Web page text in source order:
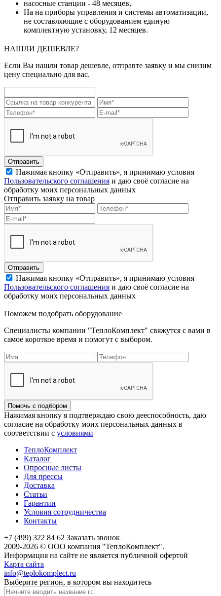
насосные станции - 48 месяцев,
На на приборы управления и системы автоматизации,
не составляющие с оборудованием единую
комплектную установку, 12 месяцев.
НАШЛИ ДЕШЕВЛЕ?
Если Вы нашли товар дешевле, отправте заявку и мы снизим
цену специально для вас.
Отправить
Нажимая кнопку «Отправить», я принимаю условия
Пользовательского соглашения и даю своё согласие на
обработку моих персональных данных
Отправить заявку на товар
Отправить
Нажимая кнопку «Отправить», я принимаю условия
Пользовательского соглашения и даю своё согласие на
обработку моих персональных данных
Поможем подобрать оборудование
Специалисты компании "ТеплоКомплект" свяжутся с вами в
самое короткое время и помогут с выбором.
Помочь с подбором
Нажимая кнопку я подтверждаю свою дееспособность, даю
согласие на обработку моих персональных данных в
соответствии с условиями
ТеплоКомплект
Каталог
Опросные листы
Для прессы
Доставка
Статьи
Гарантии
Условия сотрудничества
Контакты
+7 (499) 322 84 62 Заказать звонок
2009-2026 © ООО компания "ТеплоКомплект".
Информация на сайте не является публичной офертой
Карта сайта
info@teplokomplect.ru
Выберите регион, в котором вы находитесь